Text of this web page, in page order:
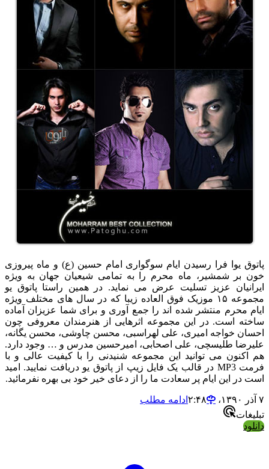
پاتوق یوا فرا رسیدن ایام سوگواری امام حسین (ع) و ماه پیروزی
خون بر شمشیر، ماه محرم را به تمامی شیعیان جهان به ویژه
ایرانیان عزیز تسلیت عرض می نماید. در همین راستا پاتوق یو
مجموعه ۱۵ موزیک فوق العاده زیبا که در سال های مختلف ویژه
ایام محرم منتشر شده اند را جمع آوری و برای شما عزیزان آماده
ساخته است. در این مجموعه اثرهایی از هنرمندان معروفی چون
احسان خواجه امیری، علی لهراسبی، محسن چاوشی، محسن یگانه،
علیرضا طلیسچی، علی اصحابی، امیرحسین مدرس و … وجود دارد.
هم اکنون می توانید این مجموعه شنیدنی را با کیفیت عالی و با
فرمت MP3 در قالب یک فایل زیپ از پاتوق یو دریافت نمایید. امید
است در این ایام پر سعادت ما را از دعای خیر خود بی بهره نفرمائید.
۷ آذر ۱۳۹۰،‏ ۲:۴۸
ادامه مطلب
تبلیغات
دانلود